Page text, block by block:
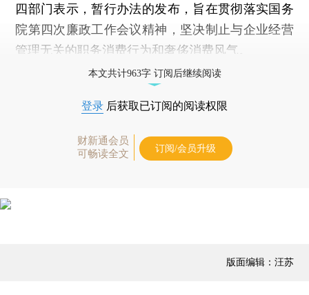
四部门表示，暂行办法的发布，旨在贯彻落实国务
院第四次廉政工作会议精神，坚决制止与企业经营
管理无关的职务消费行为和奢侈消费风气。
本文共计963字 订阅后继续阅读
登录 后获取已订阅的阅读权限
财新通会员
可畅读全文
订阅/会员升级
版面编辑：汪苏